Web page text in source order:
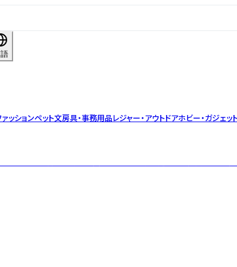
ッションペット文房具・事務用品レジャー・アウトドアホビー・ガジェッ